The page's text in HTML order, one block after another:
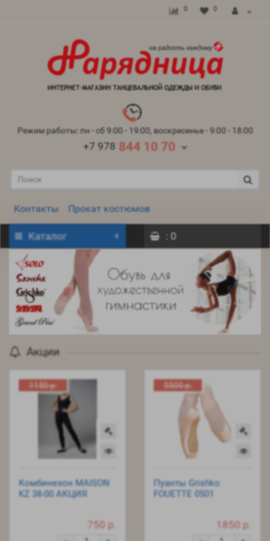
0 0
Режим работы: пн - сб 9:00 - 19:00, воскресенье - 9:00 - 18:00
+7 978 844 10 70
Контакты Прокат костюмов
Каталог : 0
Акции
1150 р.
Комбинезон MAISON
KZ 38-00 АКЦИЯ
750 р.
5500 р.
Пуанты Grishko
FOUETTE 0501
1850 р.